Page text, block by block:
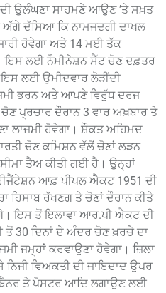
ਦੀ ਉਲੰਘਣਾ ਸਾਹਮਣੇ ਆਉਣ ’ਤੇ ਸਖ਼ਤ
ਅੱਗੇ ਦੱਸਿਆ ਕਿ ਨਾਮਜਦਗੀ ਦਾਖਲ
ਹੋਵੇਗਾ ਅਤੇ 14 ਮਈ ਤੱਕ
ਇਸ ਲਈ ਨੌਮੀਨੇਸ਼ਨ ਸੈੱਟ ਚੋਣ ਦਫ਼ਤਰ
ਲਈ ਉਮੀਦਵਾਰ ਲੋੜੀਂਦੀ
ਭਰਨ ਅਤੇ ਆਪਣੇ ਵਿਰੁੱਧ ਦਰਜ
ਪ੍ਰਚਾਰ ਦੌਰਾਨ 3 ਵਾਰ ਅਖ਼ਬਾਰ ਤੇ
ਲਾਜਮੀ ਹੋਵੇਗਾ। ਸ਼ੌਕਤ ਅਹਿਮਦ
ਚੋਣ ਕਮਿਸ਼ਨ ਵੱਲੋਂ ਚੋਣਾਂ ਲੜਨ
ਤੈਅ ਕੀਤੀ ਗਈ ਹੈ। ਉਨ੍ਹਾਂ
ਆਫ਼ ਪੀਪਲ ਐਕਟ 1951 ਦੀ
ਹਿਸਾਬ ਰੱਖਣਗ ਤੇ ਚੋਣਾਂ ਦੌਰਾਨ ਕੀਤੇ
ਇਸ ਤੋਂ ਇਲਾਵਾ ਆਰ.ਪੀ ਐਕਟ ਦੀ
ਤੋਂ 30 ਦਿਨਾਂ ਦੇ ਅੰਦਰ ਚੋਣ ਖ਼ਰਚੇ ਦਾ
ਜਮ੍ਹਾਂ ਕਰਵਾਉਣਾ ਹੋਵੇਗਾ। ਜ਼ਿਲਾ
ਵਿਅਕਤੀ ਦੀ ਜਾਇਦਾਦ ਉਪਰ
ਤੇ ਪੋਸਟਰ ਆਦਿ ਲਗਾਉਣ ਲਈ